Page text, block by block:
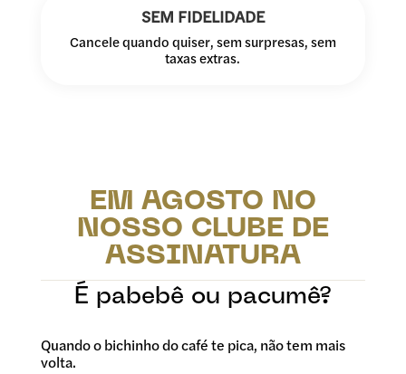
SEM FIDELIDADE
Cancele quando quiser, sem surpresas, sem
taxas extras.
EM AGOSTO NO
NOSSO CLUBE DE
ASSINATURA
É pabebê ou pacumê?
Quando o bichinho do café te pica, não tem mais
volta.